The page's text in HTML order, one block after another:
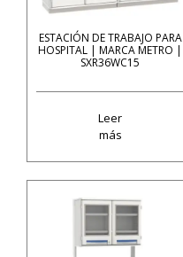
ESTACIÓN DE TRABAJO PARA
HOSPITAL | MARCA METRO |
SXR36WC15
Leer
más